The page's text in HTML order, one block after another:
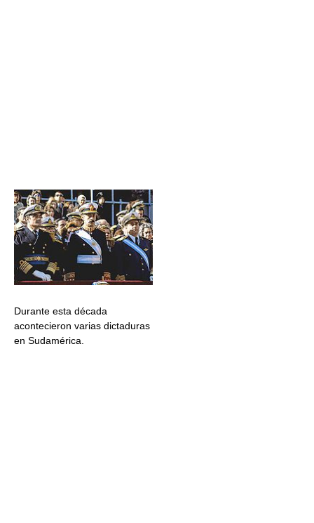
Durante esta década
acontecieron varias dictaduras
en Sudamérica.